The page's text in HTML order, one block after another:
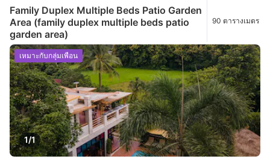
Family Duplex Multiple Beds Patio Garden
Area (family duplex multiple beds patio
garden area)
90 ตารางเมตร
1/1
เหมาะกับกลุ่มเพื่อน